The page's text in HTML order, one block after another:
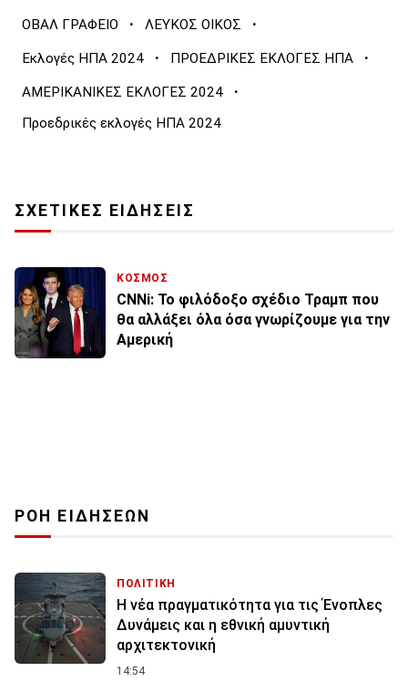
ΟΒΑΛ ΓΡΑΦΕΙΟ · ΛΕΥΚΟΣ ΟΙΚΟΣ ·
Εκλογές ΗΠΑ 2024 · ΠΡΟΕΔΡΙΚΕΣ ΕΚΛΟΓΕΣ ΗΠΑ ·
ΑΜΕΡΙΚΑΝΙΚΕΣ ΕΚΛΟΓΕΣ 2024 ·
Προεδρικές εκλογές ΗΠΑ 2024
ΣΧΕΤΙΚΕΣ ΕΙΔΗΣΕΙΣ
ΚΟΣΜΟΣ
CNNi: Το φιλόδοξο σχέδιο Τραμπ που
θα αλλάξει όλα όσα γνωρίζουμε για την
Αμερική
ΡΟΗ ΕΙΔΗΣΕΩΝ
ΠΟΛΙΤΙΚΗ
Η νέα πραγματικότητα για τις Ένοπλες
Δυνάμεις και η εθνική αμυντική
αρχιτεκτονική
14:54